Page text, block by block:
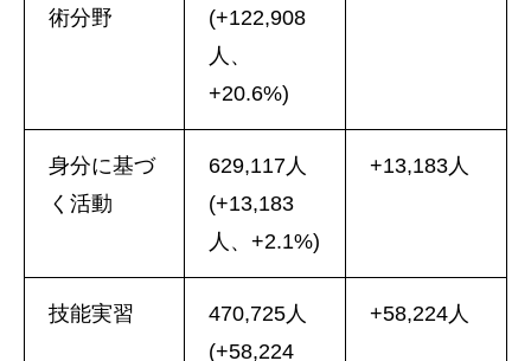
術分野
(+122,908
人、
+20.6%)
身分に基づ
く活動
629,117人
(+13,183
人、+2.1%)
+13,183人
技能実習
470,725人
(+58,224
+58,224人